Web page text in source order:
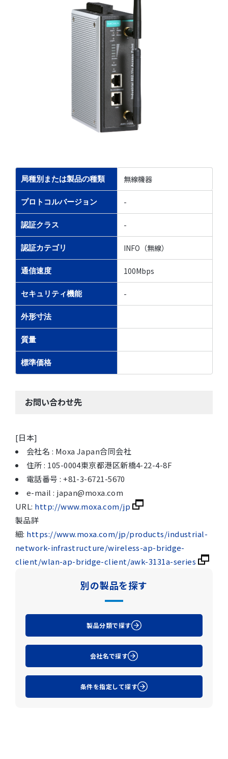
局種別または製品の種類 無線機器
プロトコルバージョン -
認証クラス -
認証カテゴリ INFO（無線）
通信速度 100Mbps
セキュリティ機能 -
外形寸法
質量
標準価格
お問い合わせ先
[日本]
会社名 : Moxa Japan合同会社
住所 : 105-0004東京都港区新橋4-22-4-8F
電話番号 : +81-3-6721-5670
e-mail : japan@moxa.com
URL: http://www.moxa.com/jp
製品詳
細: https://www.moxa.com/jp/products/industrial-
network-infrastructure/wireless-ap-bridge-
client/wlan-ap-bridge-client/awk-3131a-series
別の製品を探す
製品分類で探す
会社名で探す
条件を指定して探す